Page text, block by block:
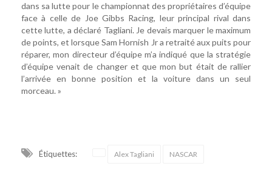
dans sa lutte pour le championnat des propriétaires d’équipe
face à celle de Joe Gibbs Racing, leur principal rival dans
cette lutte, a déclaré Tagliani. Je devais marquer le maximum
de points, et lorsque Sam Hornish Jr a retraité aux puits pour
réparer, mon directeur d’équipe m’a indiqué que la stratégie
d’équipe venait de changer et que mon but était de rallier
l’arrivée en bonne position et la voiture dans un seul
morceau. »
Étiquettes: Alex Tagliani NASCAR